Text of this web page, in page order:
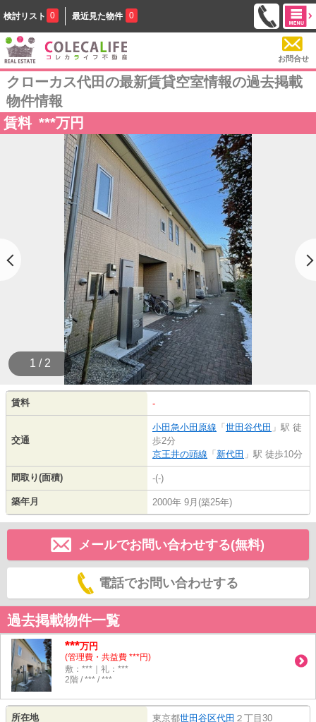
検討リスト 0 最近見た物件 0
お問合せ
クローカス代田の最新賃貸空室情報の過去掲載
物件情報
賃料 ***万円
1 / 2
賃料 -
交通
小田急小田原線 「 世田谷代田 」駅 徒
歩2分
京王井の頭線 「 新代田 」駅 徒歩10分
間取り(面積) -(-)
築年月 2000年 9月(築25年)
メールでお問い合わせする(無料)
電話でお問い合わせする
過去掲載物件一覧
***万円
(管理費・共益費 ***円)
敷：***｜礼：***
2階 / *** / ***
所在地 東京都世田谷区代田 ２丁目30